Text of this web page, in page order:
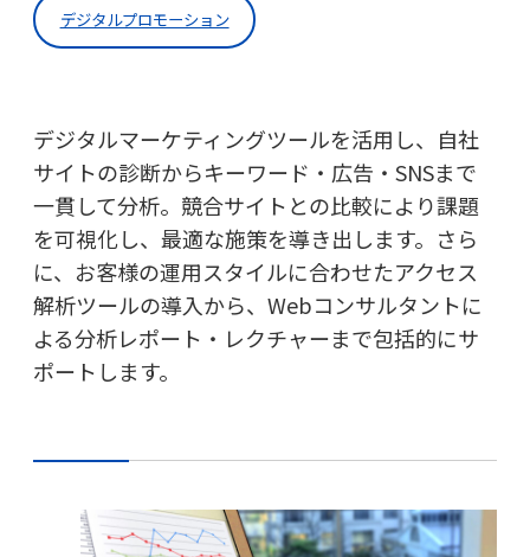
デジタルプロモーション
デジタルマーケティングツールを活用し、自社
サイトの診断からキーワード・広告・SNSまで
一貫して分析。競合サイトとの比較により課題
を可視化し、最適な施策を導き出します。さら
に、お客様の運用スタイルに合わせたアクセス
解析ツールの導入から、Webコンサルタントに
よる分析レポート・レクチャーまで包括的にサ
ポートします。